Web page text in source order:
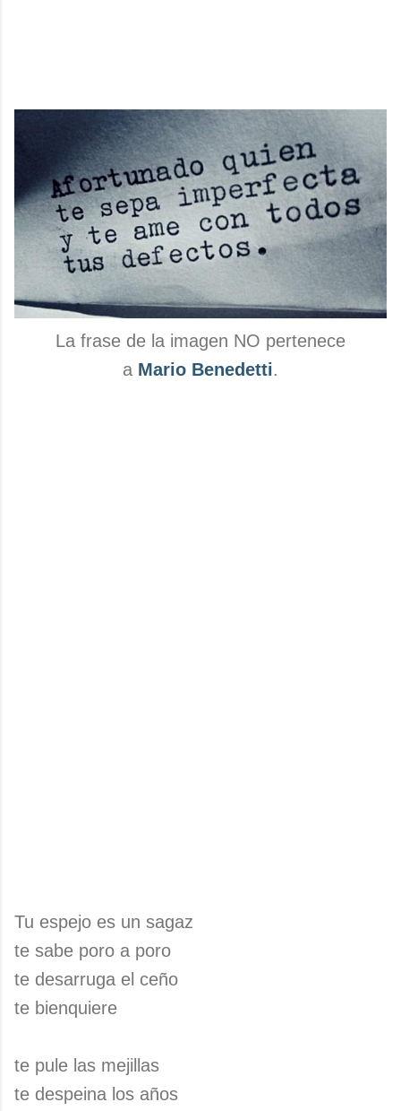
La frase de la imagen NO pertenece
a Mario Benedetti.
Tu espejo es un sagaz
te sabe poro a poro
te desarruga el ceño
te bienquiere
te pule las mejillas
te despeina los años